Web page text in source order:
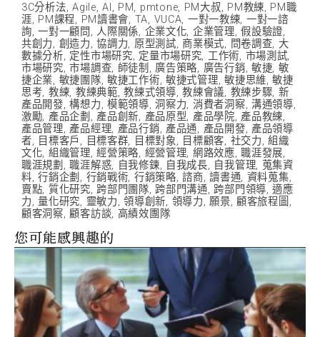
3C分析法,Agile,AI , PM, pmtone, PM大叔, PM教練, PM職
涯, PM課程, PM讀書會, TA, VUCA, 一對一教練, 一對一諮
詢,一對一顧問 , 人際關係, 企業文化, 企業管理,假設驗證,
共創力, 創造力,協調力, 原型測試, 商業模式, 問卷調查, 大
數據分析, 定性市場研究, 定量市場研究, 工作術, 市場測試,
市場研究,市場調查, 師徒制 , 廣告策略, 廣告行銷, 敏捷, 敏
捷企業, 敏捷團隊, 敏捷工作術,敏捷式管理,敏捷思維,敏捷
思考, 教練, 教練典範,教練式領導,教練會議, 教練步驟, 新
產品開發,構想力, 模範領導,洞察力, 消費者洞察, 溝通領導,
激勵, 產品企劃 , 產品創新, 產品原型, 產品學院, 產品教練,
產品管理, 產品經理, 產品行銷, 產品通, 產品開發, 產品領導
者, 目標客戶 , 目標客群, 目標對象, 目標顧客, 社交力,組織
文化, 組織管理,經營策略, 經營管理, 網路效應,職涯發展,
職涯規劃 ,職涯解惑, 自我修鍊, 自我成長, 自我管理, 蒐集資
料,行銷企劃 , 行銷戰術, 行銷策略,諮商,讀書通, 資料蒐集,
賣點, 質化研究, 跨部門團隊, 跨部門溝通, 跨部門領導,適應
力,量化研究, 靈敏力,領導創新, 領導力,願景, 顧客旅程圖 ,
顧客洞察, 顧客訪談, 高績效團隊
您可能感興趣的